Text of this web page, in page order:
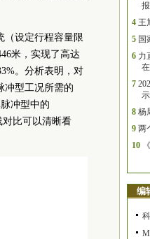
（设定行程容量限
米，实现了高达
。分析表明，对
冲型工况所需的
冲型中的
对比可以清晰看
4 王
5 国
6 力
在
7
示
8 杨
9 两
10
编